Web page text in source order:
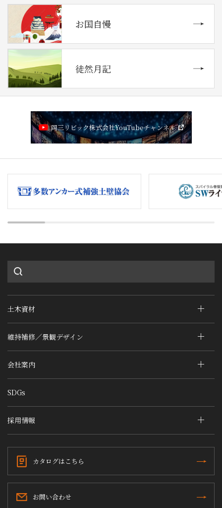
お国自慢
徒然月記
岡三リビック株式会社YouTubeチャンネル
土木資材
維持補修／景観デザイン
会社案内
SDGs
採用情報
カタログはこちら
お問い合わせ